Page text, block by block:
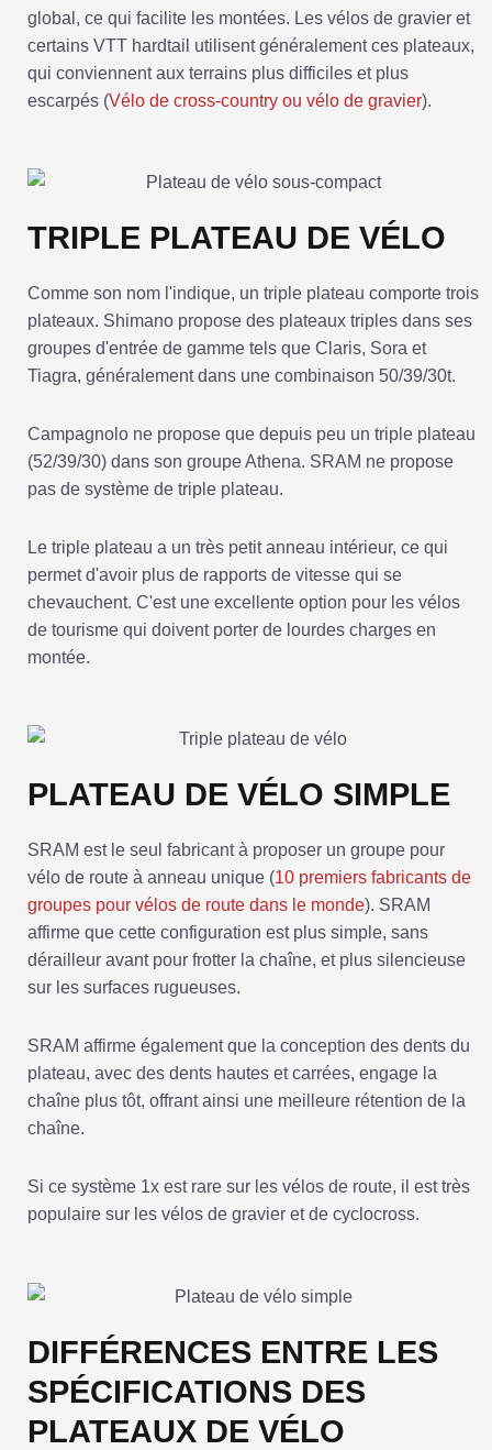
global, ce qui facilite les montées. Les vélos de gravier et
certains VTT hardtail utilisent généralement ces plateaux,
qui conviennent aux terrains plus difficiles et plus
escarpés (Vélo de cross-country ou vélo de gravier).
TRIPLE PLATEAU DE VÉLO
Comme son nom l'indique, un triple plateau comporte trois
plateaux. Shimano propose des plateaux triples dans ses
groupes d'entrée de gamme tels que Claris, Sora et
Tiagra, généralement dans une combinaison 50/39/30t.
Campagnolo ne propose que depuis peu un triple plateau
(52/39/30) dans son groupe Athena. SRAM ne propose
pas de système de triple plateau.
Le triple plateau a un très petit anneau intérieur, ce qui
permet d'avoir plus de rapports de vitesse qui se
chevauchent. C'est une excellente option pour les vélos
de tourisme qui doivent porter de lourdes charges en
montée.
PLATEAU DE VÉLO SIMPLE
SRAM est le seul fabricant à proposer un groupe pour
vélo de route à anneau unique (10 premiers fabricants de
groupes pour vélos de route dans le monde). SRAM
affirme que cette configuration est plus simple, sans
dérailleur avant pour frotter la chaîne, et plus silencieuse
sur les surfaces rugueuses.
SRAM affirme également que la conception des dents du
plateau, avec des dents hautes et carrées, engage la
chaîne plus tôt, offrant ainsi une meilleure rétention de la
chaîne.
Si ce système 1x est rare sur les vélos de route, il est très
populaire sur les vélos de gravier et de cyclocross.
DIFFÉRENCES ENTRE LES
SPÉCIFICATIONS DES
PLATEAUX DE VÉLO